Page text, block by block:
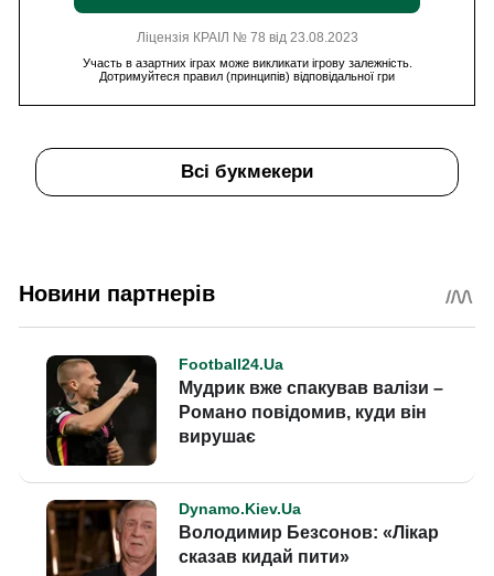
Ліцензія КРАІЛ № 78 від 23.08.2023
Участь в азартних іграх може викликати ігрову залежність.
Дотримуйтеся правил (принципів) відповідальної гри
Всі букмекери